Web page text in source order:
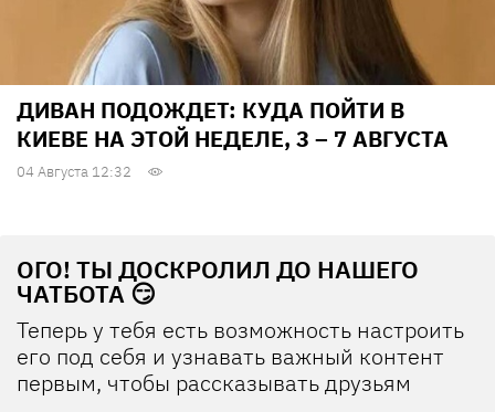
ДИВАН ПОДОЖДЕТ: КУДА ПОЙТИ В
КИЕВЕ НА ЭТОЙ НЕДЕЛЕ, 3 – 7 АВГУСТА
04 Августа 12:32
ОГО! ТЫ ДОСКРОЛИЛ ДО НАШЕГО
ЧАТБОТА 😏
Теперь у тебя есть возможность настроить
его под себя и узнавать важный контент
первым, чтобы рассказывать друзьям